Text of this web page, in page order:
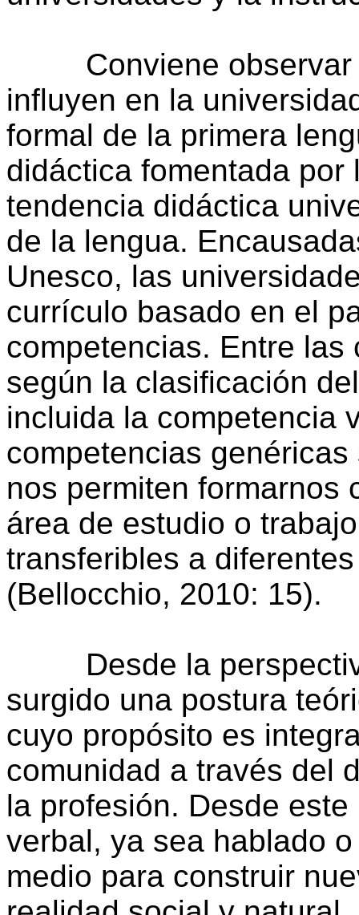
Conviene observar
influyen en la
formal de la primera
didáctica fomentada por
tendencia didáctica
de la lengua.
Unesco, las
currículo basado en el
competencias. Entre
según la clasificación
incluida la competencia
competencias
nos permiten formarnos
área de estudio o
transferibles a
(Bellocchio, 2010: 15).
Desde la
surgido una postura
cuyo propósito es
comunidad a través del
la profesión. Desde
verbal, ya sea hablado
medio para construir